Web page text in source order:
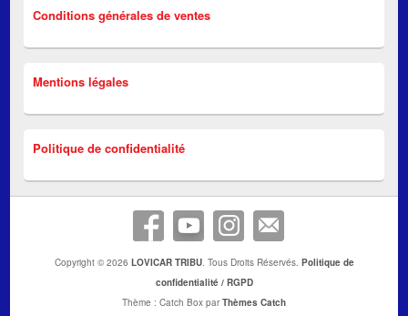
Conditions générales de ventes
Mentions légales
Politique de confidentialité
Copyright © 2026 LOVICAR TRIBU. Tous Droits Réservés. Politique de
confidentialité / RGPD
Thème : Catch Box parThèmes Catch